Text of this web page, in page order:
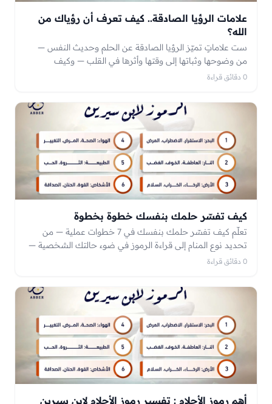
علامات الرؤيا الصادقة.. كيف تعرف أن رؤياك من
الله؟
ست علاماتٍ تميّز الرؤيا الصادقة عن الحلم وحديث النفس —
من وضوحها وثباتها إلى وقتها وأثرها في القلب — وكيف
تتصرّف إذا ترجّح أنها رؤيا من الله.
0 دقائق قراءة
كيف تفسّر حلمك بنفسك خطوة بخطوة
تعلّم كيف تفسّر حلمك بنفسك في 7 خطوات عملية — من
تحديد نوع المنام إلى قراءة الرموز في ضوء حالتك الشخصية —
ومتى يكون الأفضل أن تستعين بمعبّر مختص.
0 دقائق قراءة
أهم رموز الأحلام : تفسير رموز الأحلام لابن سيرين